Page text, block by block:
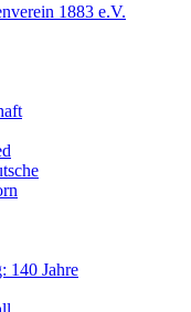
1883 e.V.
140 Jahre